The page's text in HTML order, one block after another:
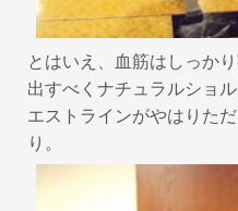
とはいえ、血筋はしっか
出すべくナチュラルショ
エストラインがやはりた
り。